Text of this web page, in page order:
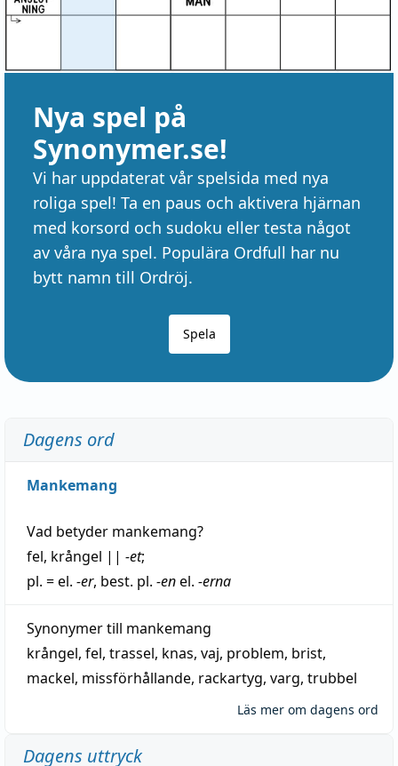
Nya spel på
Synonymer.se!
Vi har uppdaterat vår spelsida med nya
roliga spel! Ta en paus och aktivera hjärnan
med korsord och sudoku eller testa något
av våra nya spel. Populära Ordfull har nu
bytt namn till Ordröj.
Spela
Dagens ord
Mankemang
Vad betyder mankemang?
fel, krångel || -et;
pl. = el. -er, best. pl. -enel. -erna
Synonymer till mankemang
krångel, fel, trassel, knas, vaj, problem, brist,
mackel, missförhållande, rackartyg, varg, trubbel
Läs mer om dagens ord
Dagens uttryck